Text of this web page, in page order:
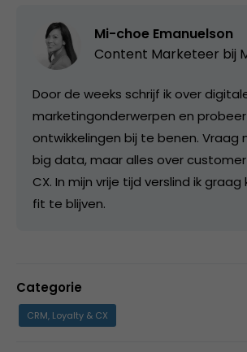
Mi-choe Emanuelson
Content Marketeer bij
Door de weeks schrijf ik over
marketingonderwerpen en probeer
ontwikkelingen bij te benen. Vraag
big data, maar alles over
CX. In mijn vrije tijd verslind ik
fit te blijven.
Categorie
CRM, Loyalty & CX